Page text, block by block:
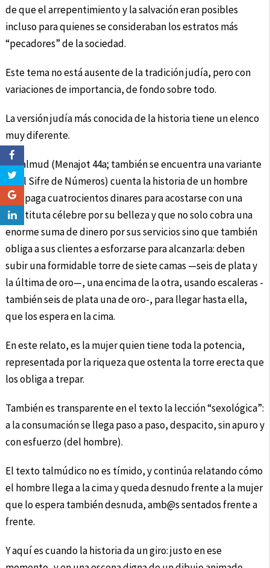
de que el arrepentimiento y la salvación eran posibles
incluso para quienes se consideraban los estratos más
“pecadores” de la sociedad.
Este tema no está ausente de la tradición judía, pero con
variaciones de importancia, de fondo sobre todo.
La versión judía más conocida de la historia tiene un elenco
muy diferente.
El Talmud (Menajot 44a; también se encuentra una variante
en el Sifre de Números) cuenta la historia de un hombre
que paga cuatrocientos dinares para acostarse con una
prostituta célebre por su belleza y que no solo cobra una
enorme suma de dinero por sus servicios sino que también
obliga a sus clientes a esforzarse para alcanzarla: deben
subir una formidable torre de siete camas —seis de plata y
la última de oro—, una encima de la otra, usando escaleras -
también seis de plata una de oro-, para llegar hasta ella,
que los espera en la cima.
En este relato, es la mujer quien tiene toda la potencia,
representada por la riqueza que ostenta la torre erecta que
los obliga a trepar.
También es transparente en el texto la lección “sexológica”:
a la consumación se llega paso a paso, despacito, sin apuro y
con esfuerzo (del hombre).
El texto talmúdico no es tímido, y continúa relatando cómo
el hombre llega a la cima y queda desnudo frente a la mujer
que lo espera también desnuda, amb@s sentados frente a
frente.
Y aquí es cuando la historia da un giro: justo en ese